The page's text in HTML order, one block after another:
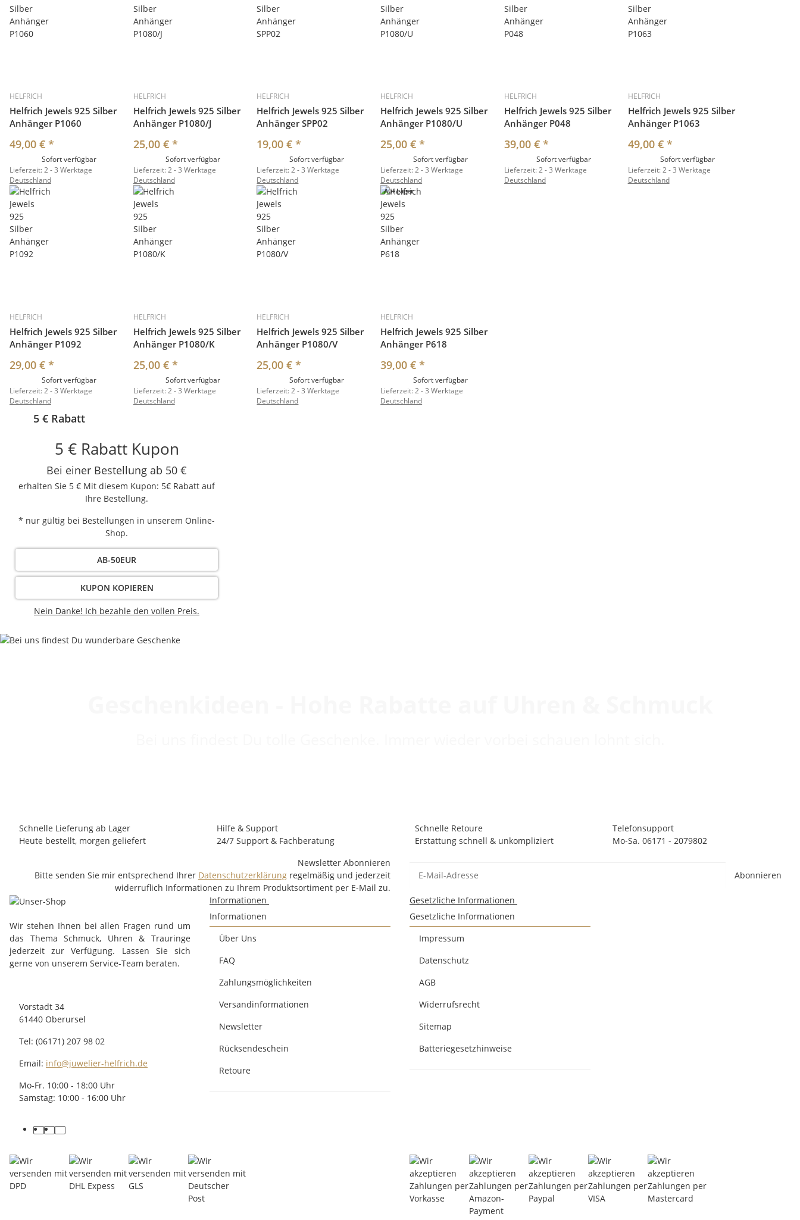
HELFRICH
Helfrich Jewels 925 Silber
Anhänger P1060
49,00 € *
Sofort verfügbar
Lieferzeit:2 - 3 Werktage
Deutschland
HELFRICH
Helfrich Jewels 925 Silber
Anhänger P1080/J
25,00 € *
Sofort verfügbar
Lieferzeit:2 - 3 Werktage
Deutschland
HELFRICH
Helfrich Jewels 925 Silber
Anhänger SPP02
19,00 €*
Sofort verfügbar
Lieferzeit:2 - 3 Werktage
Deutschland
HELFRICH
Helfrich Jewels 925 Silber
Anhänger P1080/U
25,00 €*
Sofort verfügbar
Lieferzeit:2 - 3 Werktage
Deutschland
HELFRICH
Helfrich Jewels 925 Silber
Anhänger P048
39,00 € *
Sofort verfügbar
Lieferzeit:2 - 3 Werktage
Deutschland
HELFRICH
Helfrich Jewels 925 Silber
Anhänger P1063
49,00 € *
Sofort verfügbar
Lieferzeit:2 - 3 Werktage
Deutschland
HELFRICH
Helfrich Jewels 925 Silber
Anhänger P1092
29,00 € *
Sofort verfügbar
Lieferzeit:2 - 3 Werktage
Deutschland
HELFRICH
Helfrich Jewels 925 Silber
Anhänger P1080/K
25,00 € *
Sofort verfügbar
Lieferzeit:2 - 3 Werktage
Deutschland
HELFRICH
Helfrich Jewels 925 Silber
Anhänger P1080/V
25,00 €*
Sofort verfügbar
Lieferzeit:2 - 3 Werktage
Deutschland
Auf Lager
HELFRICH
Helfrich Jewels 925 Silber
Anhänger P618
39,00 €*
Sofort verfügbar
Lieferzeit:2 - 3 Werktage
Deutschland
5 € Rabatt
5 € Rabatt Kupon
Bei einer Bestellung ab 50 €
erhalten Sie 5 € Mit diesem Kupon: 5€ Rabatt auf
Ihre Bestellung.
* nur gültig bei Bestellungen in unserem Online-
Shop.
AB-50EUR
KUPON KOPIEREN
Nein Danke! Ich bezahle den vollen Preis.
Schnelle Lieferung ab Lager
Heute bestellt, morgen geliefert
Hilfe & Support
24/7 Support & Fachberatung
Schnelle Retoure
Erstattung schnell & unkompliziert
Telefonsupport
Mo-Sa. 06171 - 2079802
Newsletter Abonnieren
Bitte senden Sie mir entsprechend Ihrer Datenschutzerklärung regelmäßig und jederzeit
widerruflich Informationen zu Ihrem Produktsortiment per E-Mail zu.
Abonnieren
Wir stehen Ihnen bei allen Fragen rund um
das Thema Schmuck, Uhren & Trauringe
jederzeit zur Verfügung. Lassen Sie sich
gerne von unserem Service-Team beraten.
Vorstadt 34
61440 Oberursel
Tel: (06171) 207 98 02
Email: info@juwelier-helfrich.de
Mo-Fr. 10:00 - 18:00 Uhr
Samstag: 10:00 - 16:00 Uhr
Informationen
Informationen
Über Uns
FAQ
Zahlungsmöglichkeiten
Versandinformationen
Newsletter
Rücksendeschein
Retoure
Gesetzliche Informationen
Gesetzliche Informationen
Impressum
Datenschutz
AGB
Widerrufsrecht
Sitemap
Batteriegesetzhinweise